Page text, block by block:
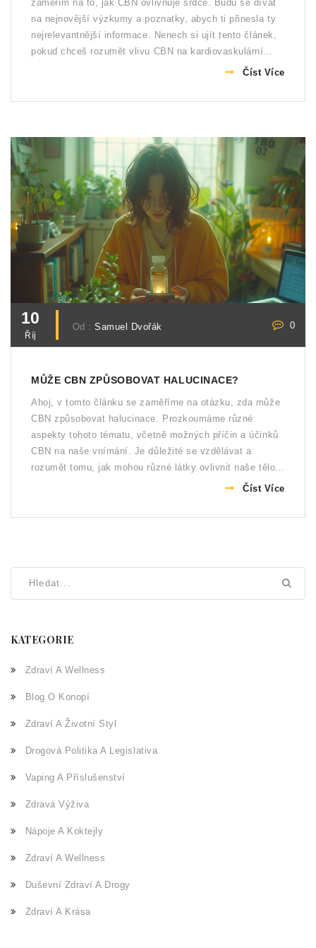
zaměřím na to, jak CBN ovlivňuje srdce. Budu se dívat
na nejnovější výzkumy a poznatky, abych ti přinesla ty
nejrelevantnější informace. Nenech si ujít tento článek,
pokud chceš rozumět vlivu CBN na kardiovaskulární
zdraví. Doufám, že se mi podařilo tvé zvědavostČíst Více
10
Říj
Od :Samuel Dvořák 0
MŮŽE CBN ZPŮSOBOVAT HALUCINACE?
Ahoj, v tomto článku se zaměříme na otázku, zda může
CBN způsobovat halucinace. Prozkoumáme různé
aspekty tohoto tématu, včetně možných příčin a účinků
CBN na naše vnímání. Je důležité se vzdělávat a
rozumět tomu, jak mohou různé látky ovlivnit naše tělo a
mysl. Takže pojďme se společně podívat, jestli CBNČíst Více
KATEGORIE
Zdraví A Wellness
Blog O Konopí
Zdraví A Životní Styl
Drogová Politika A Legislativa
Vaping A Příslušenství
Zdravá Výživa
Nápoje A Koktejly
Zdraví A Wellness
Duševní Zdraví A Drogy
Zdraví A Krása